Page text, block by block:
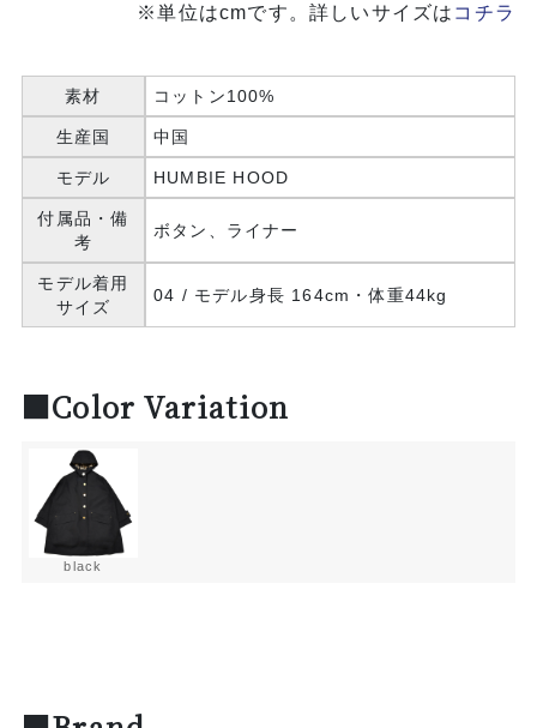
※単位はcmです。詳しいサイズは コチラ
素材 コットン100%
生産国 中国
モデル HUMBIE HOOD
付属品・備
考
ボタン、ライナー
モデル着用
サイズ
04 / モデル身長 164cm・体重44kg
■Color Variation
black